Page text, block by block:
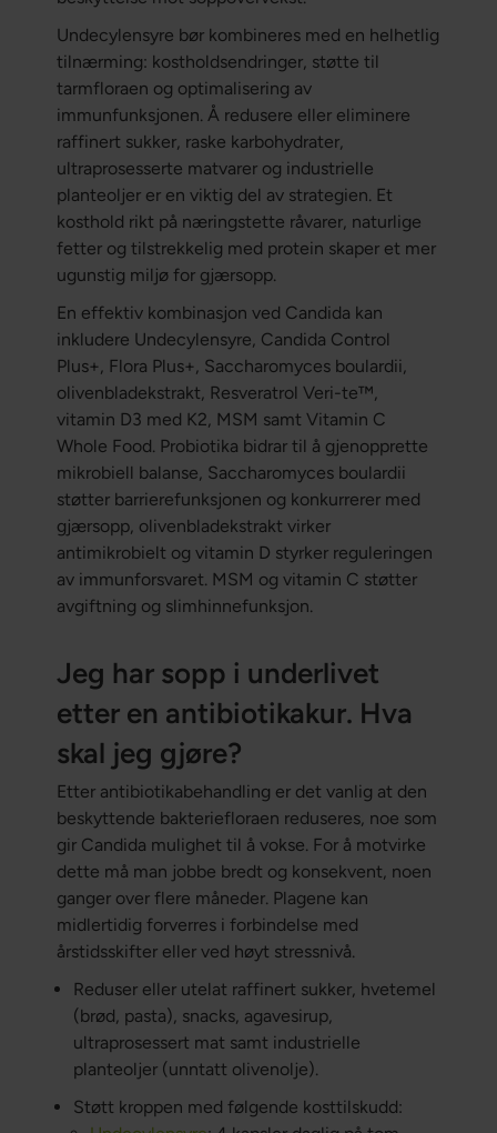
Undecylensyre bør kombineres med en helhetlig
tilnærming: kostholdsendringer, støtte til
tarmfloraen og optimalisering av
immunfunksjonen. Å redusere eller eliminere
raffinert sukker, raske karbohydrater,
ultraprosesserte matvarer og industrielle
planteoljer er en viktig del av strategien. Et
kosthold rikt på næringstette råvarer, naturlige
fetter og tilstrekkelig med protein skaper et mer
ugunstig miljø for gjærsopp.
En effektiv kombinasjon ved Candida kan
inkludere Undecylensyre, Candida Control
Plus+, Flora Plus+, Saccharomyces boulardii,
olivenbladekstrakt, Resveratrol Veri-te™,
vitamin D3 med K2, MSM samt Vitamin C
Whole Food. Probiotika bidrar til å gjenopprette
mikrobiell balanse, Saccharomyces boulardii
støtter barrierefunksjonen og konkurrerer med
gjærsopp, olivenbladekstrakt virker
antimikrobielt og vitamin D styrker reguleringen
av immunforsvaret. MSM og vitamin C støtter
avgiftning og slimhinnefunksjon.
Jeg har sopp i underlivet
etter en antibiotikakur. Hva
skal jeg gjøre?
Etter antibiotikabehandling er det vanlig at den
beskyttende bakteriefloraen reduseres, noe som
gir Candida mulighet til å vokse. For å motvirke
dette må man jobbe bredt og konsekvent, noen
ganger over flere måneder. Plagene kan
midlertidig forverres i forbindelse med
årstidsskifter eller ved høyt stressnivå.
Reduser eller utelat raffinert sukker, hvetemel
(brød, pasta), snacks, agavesirup,
ultraprosessert mat samt industrielle
planteoljer (unntatt olivenolje).
Støtt kroppen med følgende kosttilskudd: